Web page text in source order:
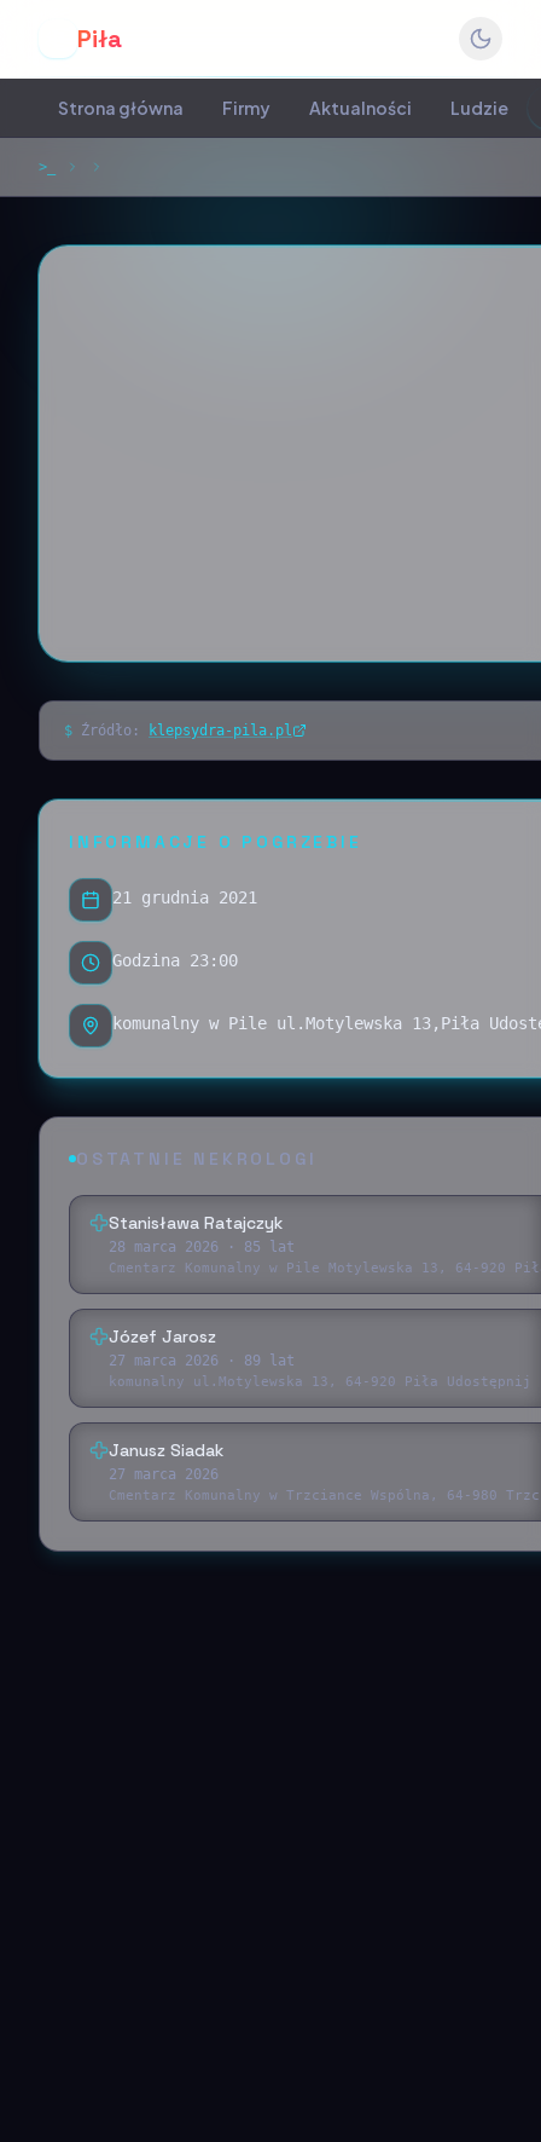
Piła
Strona główna Firmy Aktualności Ludzie
>_
$ Źródło: klepsydra-pila.pl
INFORMACJE O POGRZEBIE
21 grudnia 2021
Godzina 23:00
komunalny w Pile ul.Motylewska 13,Piła
OSTATNIE NEKROLOGI
Stanisława Ratajczyk
28 marca 2026 · 85 lat
Cmentarz Komunalny w Pile Motylewska 13, 64-920
Józef Jarosz
27 marca 2026 · 89 lat
komunalny ul.Motylewska 13, 64-920 Piła
Janusz Siadak
27 marca 2026
Cmentarz Komunalny w Trzciance Wspólna, 64-980